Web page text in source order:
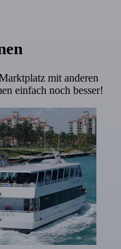
mit anderen
einfach noch besser!